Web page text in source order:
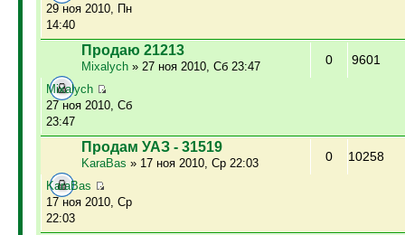
29 ноя 2010, Пн
14:40
Продаю 21213
Mixalych» 27 ноя 2010, Сб 23:47 0 9601
Mixalych
27 ноя 2010, Сб
23:47
Продам УАЗ - 31519
KaraBas » 17 ноя 2010, Ср 22:03 0 10258
KaraBas
17 ноя 2010, Ср
22:03